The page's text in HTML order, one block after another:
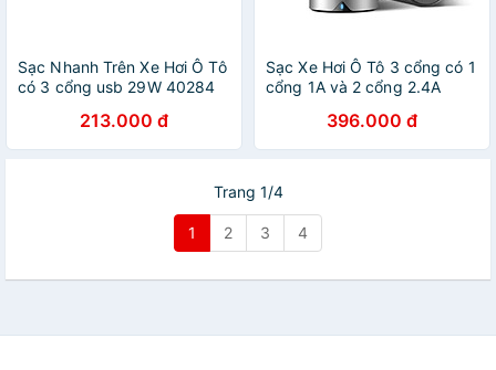
Sạc Nhanh Trên Xe Hơi Ô Tô
có 3 cổng usb 29W 40284
Hàng chính hãng
213.000 đ
Sạc Xe Hơi Ô Tô 3 cổng có 1
cổng 1A và 2 cổng 2.4A
chính hãng396.000 đ
Trang 1/4
1 2 3 4